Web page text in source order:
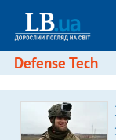
Defense Tech